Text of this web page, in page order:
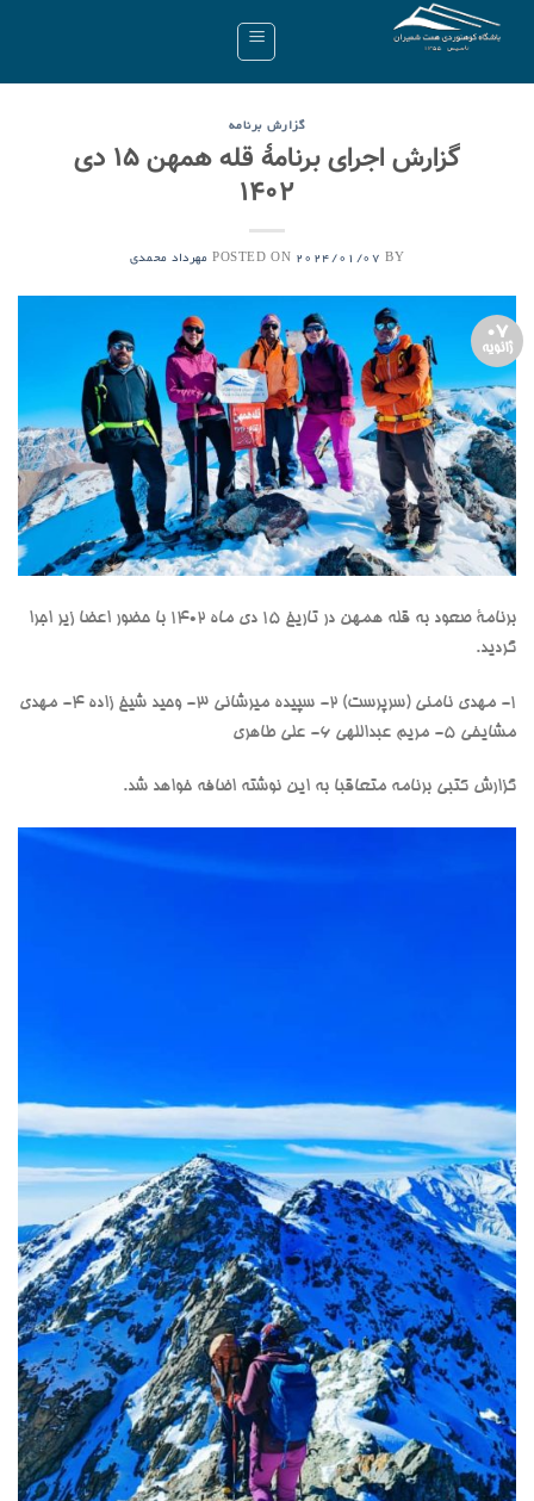
گزارش برنامه
گزارش اجرای برنامۀ قله همهن ۱۵ دی
۱۴۰۲
POSTED ON 2024/01/07 BY مهرداد محمدی
07
ژانویه
برنامۀ صعود به قله همهن در تاریخ ۱۵ دی ماه ۱۴۰۲ با حضور اعضا زیر اجرا
گردید.
۱- مهدی نامنی (سرپرست) ۲- سپیده میرشانی ۳- وحید شیخ زاده ۴- مهدی
مشایخی ۵- مریم عبداللهی ۶- علی طاهری
گزارش کتبی برنامه متعاقبا به این نوشته اضافه خواهد شد.